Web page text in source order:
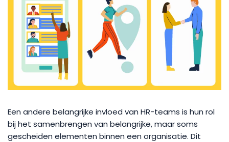
Een andere belangrijke invloed van HR-teams is hun rol
bij het samenbrengen van belangrijke, maar soms
gescheiden elementen binnen een organisatie. Dit